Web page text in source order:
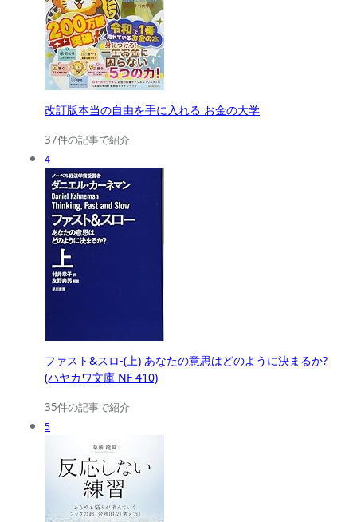
改訂版本当の自由を手に入れる お金の大学
37件の記事で紹介
4
ファスト&スロ-(上) あなたの意思はどのように決まるか?
(ハヤカワ文庫 NF 410)
35件の記事で紹介
5